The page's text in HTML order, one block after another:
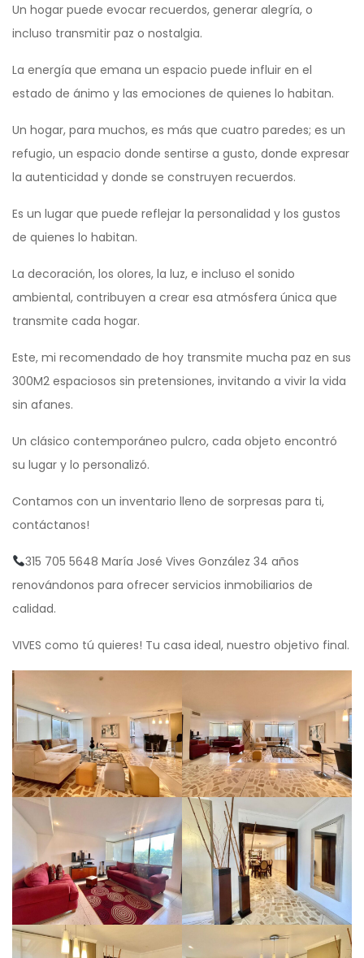
Un hogar puede evocar recuerdos, generar alegría, o
incluso transmitir paz o nostalgia.
La energía que emana un espacio puede influir en el
estado de ánimo y las emociones de quienes lo habitan.
Un hogar, para muchos, es más que cuatro paredes; es un
refugio, un espacio donde sentirse a gusto, donde expresar
la autenticidad y donde se construyen recuerdos.
Es un lugar que puede reflejar la personalidad y los gustos
de quienes lo habitan.
La decoración, los olores, la luz, e incluso el sonido
ambiental, contribuyen a crear esa atmósfera única que
transmite cada hogar.
Este, mi recomendado de hoy transmite mucha paz en sus
300M2 espaciosos sin pretensiones, invitando a vivir la vida
sin afanes.
Un clásico contemporáneo pulcro, cada objeto encontró
su lugar y lo personalizó.
Contamos con un inventario lleno de sorpresas para ti,
contáctanos!
315 705 5648 María José Vives González 34 años
renovándonos para ofrecer servicios inmobiliarios de
calidad.
VIVES como tú quieres! Tu casa ideal, nuestro objetivo final.